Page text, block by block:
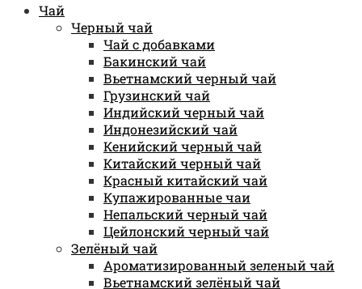
Чай
Черный чай
Чай с добавками
Бакинский чай
Вьетнамский черный чай
Грузинский чай
Индийский черный чай
Индонезийский чай
Кенийский черный чай
Китайский черный чай
Красный китайский чай
Купажированные чаи
Непальский черный чай
Цейлонский черный чай
Зелёный чай
Ароматизированный зеленый чай
Вьетнамский зелёный чай